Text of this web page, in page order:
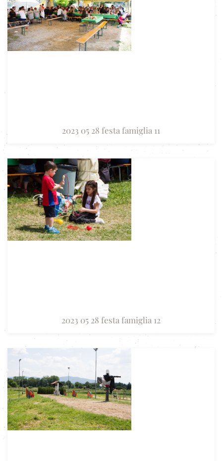
2023 05 28 festa famiglia 11
2023 05 28 festa famiglia 12